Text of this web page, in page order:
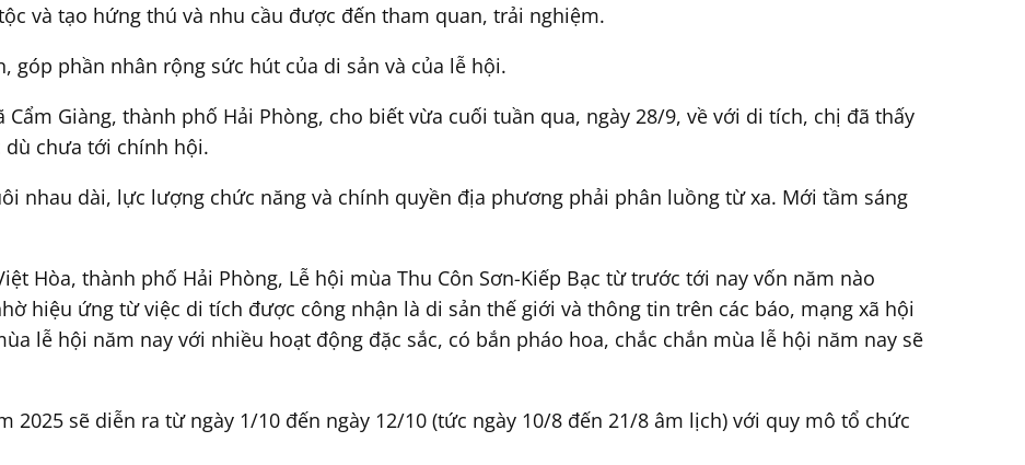
và tạo hứng thú và nhu cầu được đến tham quan, trải nghiệm.
phần nhân rộng sức hút của di sản và của lễ hội.
Giàng, thành phố Hải Phòng, cho biết vừa cuối tuần qua, ngày 28/9, về với di tích, chị đã thấy
dù chưa tới chính hội.
nhau dài, lực lượng chức năng và chính quyền địa phương phải phân luồng từ xa. Mới tầm sáng
Hòa, thành phố Hải Phòng, Lễ hội mùa Thu Côn Sơn-Kiếp Bạc từ trước tới nay vốn năm nào
hiệu ứng từ việc di tích được công nhận là di sản thế giới và thông tin trên các báo, mạng xã hội
lễ hội năm nay với nhiều hoạt động đặc sắc, có bắn pháo hoa, chắc chắn mùa lễ hội năm nay sẽ
2025 sẽ diễn ra từ ngày 1/10 đến ngày 12/10 (tức ngày 10/8 đến 21/8 âm lịch) với quy mô tổ chức